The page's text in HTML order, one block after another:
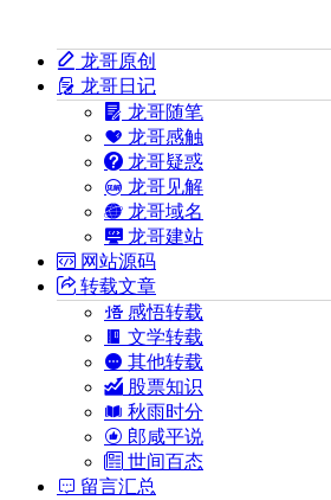
龙哥原创
龙哥日记
龙哥随笔
龙哥感触
龙哥疑惑
龙哥见解
龙哥域名
龙哥建站
网站源码
转载文章
感悟转载
文学转载
其他转载
股票知识
秋雨时分
郎咸平说
世间百态
留言汇总